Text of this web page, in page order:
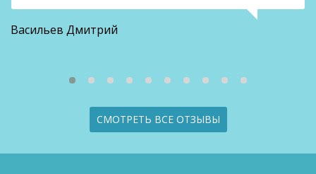
Васильев Дмитрий
СМОТРЕТЬ ВСЕ ОТЗЫВЫ